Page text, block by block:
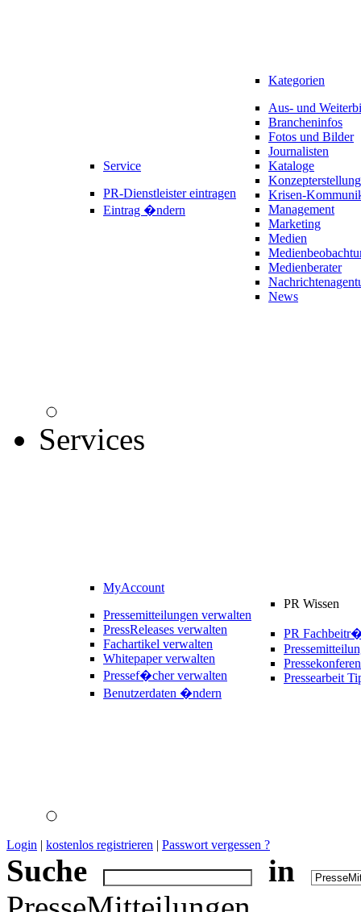
Service
PR-Dienstleister eintragen
Eintrag �ndern
Kategorien
Aus- und
Brancheninfos
Fotos und Bilder
Journalisten
Kataloge
Konzepterstellung
Krisen-
Management
Marketing
Medien
Medienberater
News
Services
MyAccount
Pressemitteilungen verwalten
PressReleases verwalten
Fachartikel verwalten
Whitepaper verwalten
Pressef�cher verwalten
Benutzerdaten �ndern
PR Wissen
PR
Pressearbeit
Login | kostenlos registrieren | Passwort vergessen ?
Suche
in